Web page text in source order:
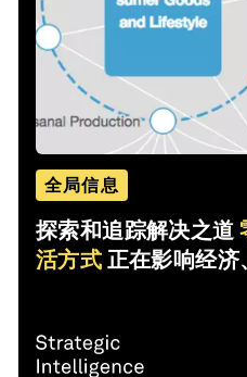
全局信息
探索和追踪解决之道
活方式 正在影响经济